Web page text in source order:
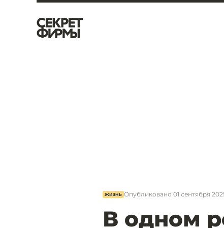
ЖИЗНЬ Опубликовано 01 сентября
В одном